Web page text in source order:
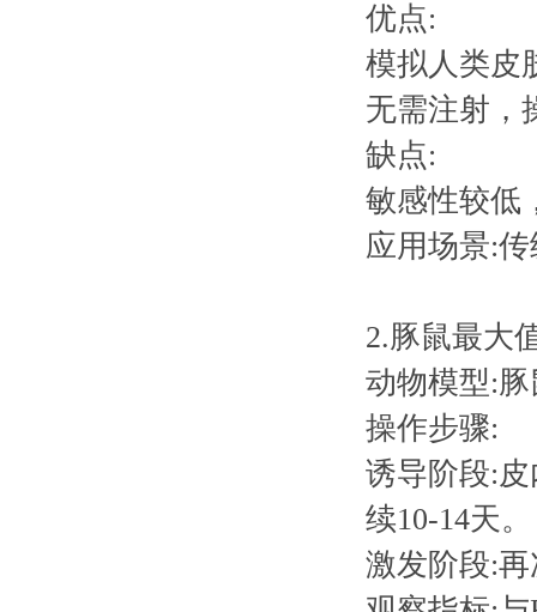
优点:
模拟人类皮
无需注射，
缺点:
敏感性较低
应用场景:
2.豚鼠最大
动物模型:豚
操作步骤:
诱导阶段:
续10-14天。
激发阶段: